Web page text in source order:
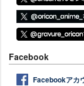
Facebook
Facebookアカ